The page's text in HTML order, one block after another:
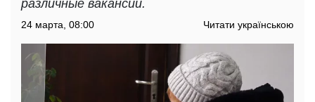
различные вакансии.
24 марта, 08:00 Читати українською